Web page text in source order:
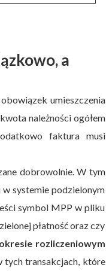
a
umieszczenia
należności ogółem
faktura musi
dobrowolnie. W tym
systemie podzielonym
symbol MPP w pliku
płatność oraz czy
rozliczeniowym
tych transakcjach, które